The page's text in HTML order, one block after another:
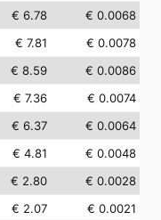
€ 6.78
€ 0.0068
€ 7.81
€ 0.0078
€ 8.59
€ 0.0086
€ 7.36
€ 0.0074
€ 6.37
€ 0.0064
€ 4.81
€ 0.0048
€ 2.80
€ 0.0028
€ 2.07
€ 0.0021